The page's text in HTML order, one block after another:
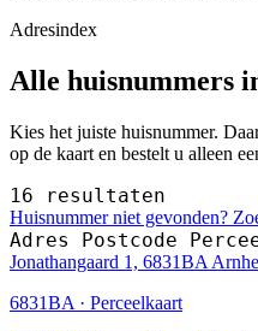
Adresindex
Alle huisnummers
Kies het juiste huisnummer.
op de kaart en bestelt u alleen
16 resultaten
Huisnummer niet gevonden?
Adres Postcode
Jonathangaard 1, 6831BA
6831BA · Perceelkaart